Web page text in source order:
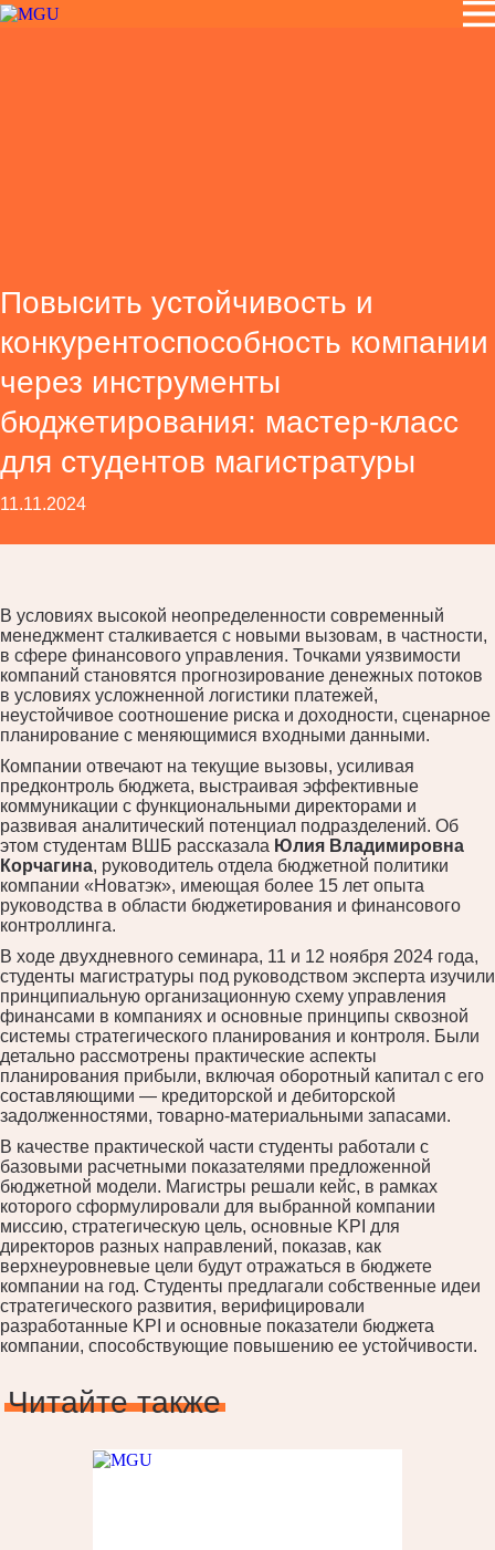
Повысить устойчивость и
конкурентоспособность компании
через инструменты
бюджетирования: мастер-класс
для студентов магистратуры
11.11.2024
В условиях высокой неопределенности современный
менеджмент сталкивается с новыми вызовам, в частности,
в сфере финансового управления. Точками уязвимости
компаний становятся прогнозирование денежных потоков
в условиях усложненной логистики платежей,
неустойчивое соотношение риска и доходности, сценарное
планирование с меняющимися входными данными.
Компании отвечают на текущие вызовы, усиливая
предконтроль бюджета, выстраивая эффективные
коммуникации с функциональными директорами и
развивая аналитический потенциал подразделений. Об
этом студентам ВШБ рассказала Юлия Владимировна
Корчагина, руководитель отдела бюджетной политики
компании «Новатэк», имеющая более 15 лет опыта
руководства в области бюджетирования и финансового
контроллинга.
В ходе двухдневного семинара, 11 и 12 ноября 2024 года,
студенты магистратуры под руководством эксперта изучили
принципиальную организационную схему управления
финансами в компаниях и основные принципы сквозной
системы стратегического планирования и контроля. Были
детально рассмотрены практические аспекты
планирования прибыли, включая оборотный капитал с его
составляющими — кредиторской и дебиторской
задолженностями, товарно-материальными запасами.
В качестве практической части студенты работали с
базовыми расчетными показателями предложенной
бюджетной модели. Магистры решали кейс, в рамках
которого сформулировали для выбранной компании
миссию, стратегическую цель, основные KPI для
директоров разных направлений, показав, как
верхнеуровневые цели будут отражаться в бюджете
компании на год. Студенты предлагали собственные идеи
стратегического развития, верифицировали
разработанные KPI и основные показатели бюджета
компании, способствующие повышению ее устойчивости.
Читайте также